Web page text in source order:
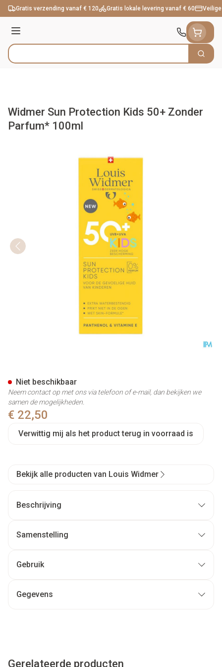
Ga naar de inhoud
Gratis verzending vanaf € 120 Gratis lokale levering vanaf € 60
Menu
Product, merk, categorie... Zoek
Widmer Sun Protection Kids 50+ Zonder
Parfum* 100ml
€ 22,50
Verwittig mij als het product terug in voorraad is
Niet beschikbaar
Neem contact op met ons via telefoon of e-mail, dan bekijken we
samen de mogelijkheden.
Bekijk alle producten van Louis Widmer
Beschrijving
Samenstelling
Gebruik
Gegevens
Gerelateerde producten